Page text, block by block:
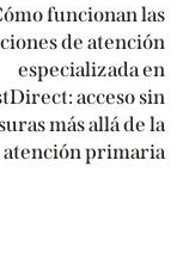
funcionan las
de atención
especializada en
acceso sin
más allá de la
atención primaria